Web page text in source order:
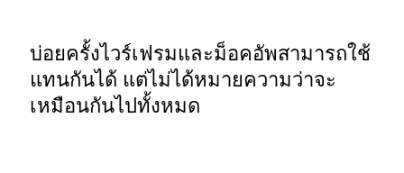
บ่อยครั้งไวร์เฟรมและม็อคอัพสามารถใช้
แทนกันได้ แต่ไม่ได้หมายความว่าจะ
เหมือนกันไปทั้งหมด